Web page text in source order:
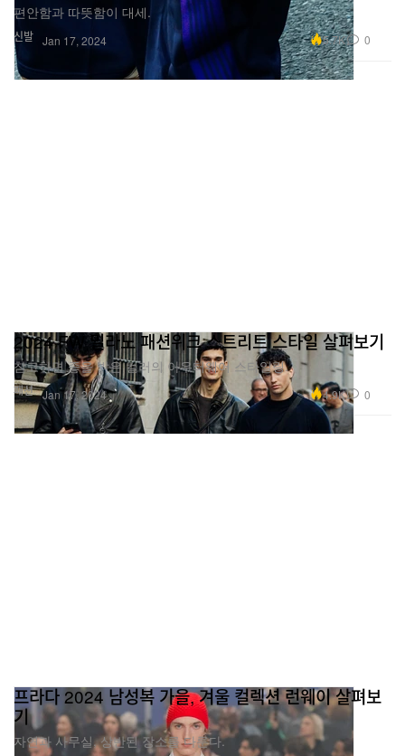
신발
편안함과 따뜻함이 대세.
Jan 17, 2024 5.7K 0
패션
2024 FW 밀라노 패션위크 스트리트 스타일 살펴보기
참고하면 좋을 밝은 컬러의 아우터웨어 스타일링.
Jan 17, 2024 4.9K 0
프라다 2024 남성복 가을, 겨울 컬렉션 런웨이 살펴보
기
자연과 사무실, 상반된 장소를 다룬다.